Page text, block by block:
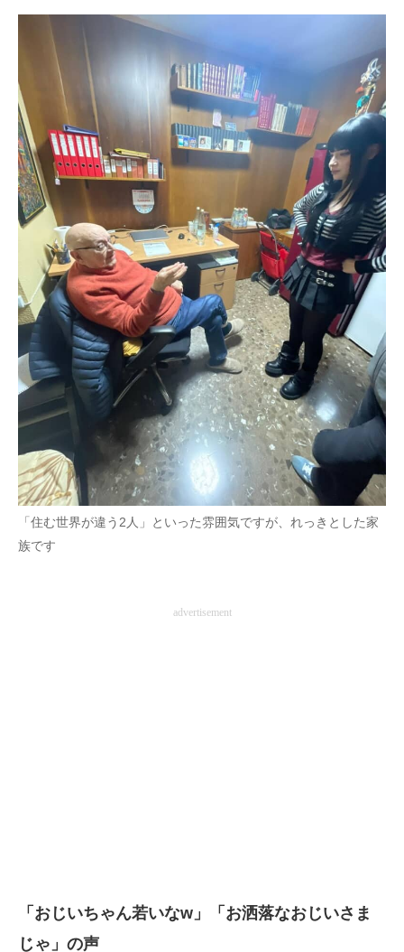
「住む世界が違う2人」といった雰囲気ですが、れっきとした家
族です
advertisement
「おじいちゃん若いなw」「お洒落なおじいさま
じゃ」の声